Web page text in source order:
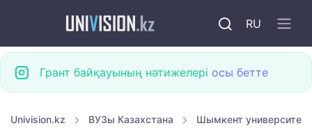
RU
Грант байқауының нәтижелері осы бетте
Univision.kz ВУЗы Казахстана Шымкент